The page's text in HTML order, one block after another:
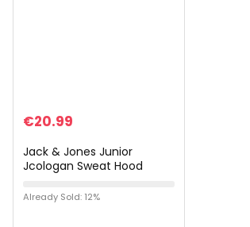
€20.99
Jack & Jones Junior
Jcologan Sweat Hood
Sweatshirt met capuchon
Already Sold: 12%